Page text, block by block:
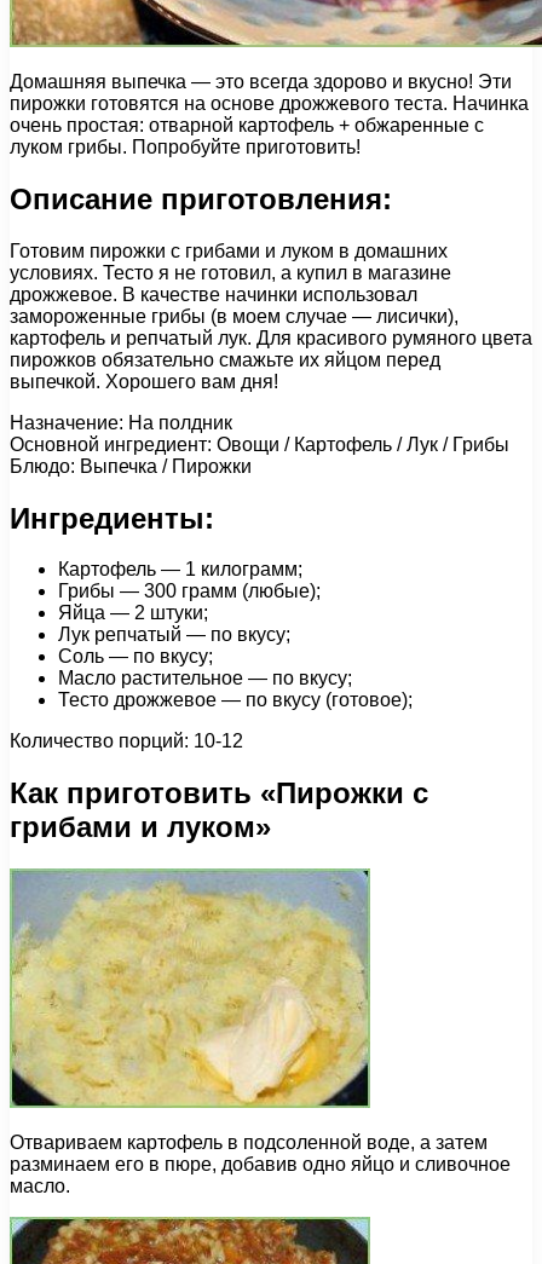
Домашняя выпечка — это всегда здорово и вкусно! Эти
пирожки готовятся на основе дрожжевого теста. Начинка
очень простая: отварной картофель + обжаренные с
луком грибы. Попробуйте приготовить!
Описание приготовления:
Готовим пирожки с грибами и луком в домашних
условиях. Тесто я не готовил, а купил в магазине
дрожжевое. В качестве начинки использовал
замороженные грибы (в моем случае — лисички),
картофель и репчатый лук. Для красивого румяного цвета
пирожков обязательно смажьте их яйцом перед
выпечкой. Хорошего вам дня!
Назначение: На полдник
Основной ингредиент: Овощи / Картофель / Лук / Грибы
Блюдо: Выпечка / Пирожки
Ингредиенты:
Картофель — 1 килограмм;
Грибы — 300 грамм (любые);
Яйца — 2 штуки;
Лук репчатый — по вкусу;
Соль — по вкусу;
Масло растительное — по вкусу;
Тесто дрожжевое — по вкусу (готовое);
Количество порций: 10-12
Как приготовить «Пирожки с
грибами и луком»
Отвариваем картофель в подсоленной воде, а затем
разминаем его в пюре, добавив одно яйцо и сливочное
масло.